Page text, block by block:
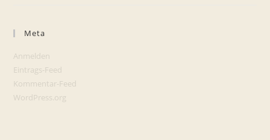
Meta
Anmelden
Eintrags-Feed
Kommentar-Feed
WordPress.org